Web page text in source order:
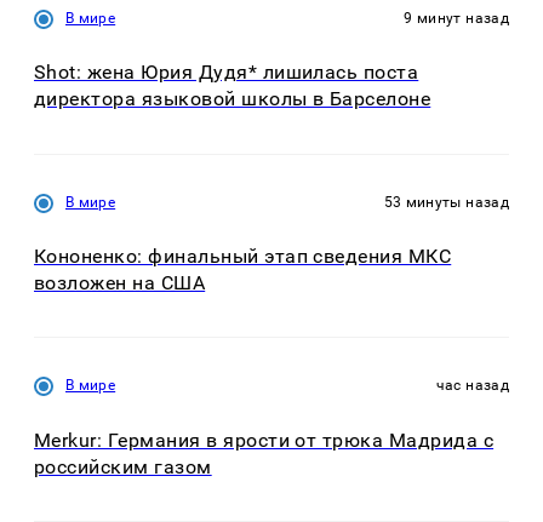
В мире 9 минут назад
Shot: жена Юрия Дудя* лишилась поста
директора языковой школы в Барселоне
В мире 53 минуты назад
Кононенко: финальный этап сведения МКС
возложен на США
В мире час назад
Merkur: Германия в ярости от трюка Мадрида с
российским газом